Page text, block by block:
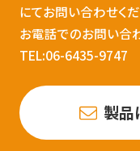
にてお問い合わせくだ
お電話でのお問い合
TEL:06-6435-9747
製品